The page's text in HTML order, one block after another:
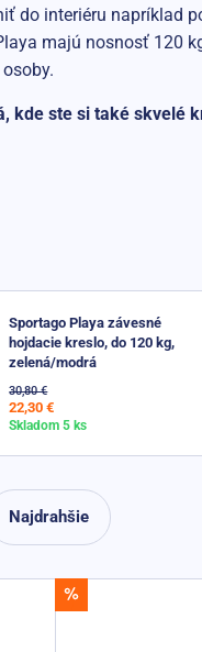
do interiéru napríklad
majú nosnosť 120
kde ste si také skvelé
Sportago Playa závesné
hojdacie kreslo, do 120 kg,
zelená/modrá
30,80 €
22,30 €
Skladom 5 ks
Najdrahšie